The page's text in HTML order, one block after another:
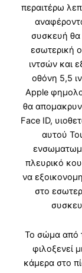
περαιτέρω
συσκευή θα
εσωτερική
ιντσών και
οθόνη 5,5
Apple
θα
Face ID,
αυτού
πλευρικό
να
στο
Το σώμα από
φιλοξενεί
κάμερα στο